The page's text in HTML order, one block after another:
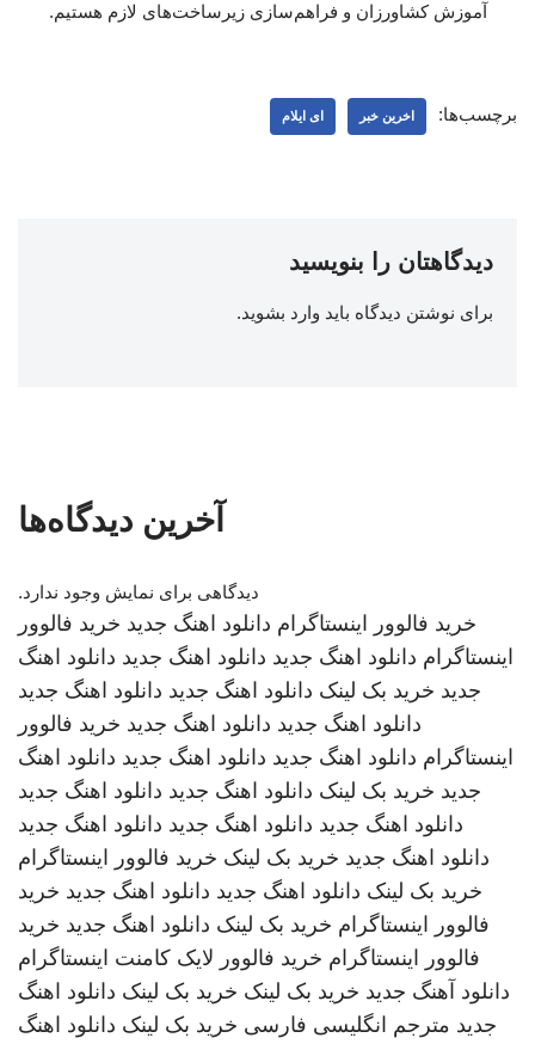
آموزش کشاورزان و فراهم‌سازی زیرساخت‌های لازم هستیم.
برچسب‌ها: اخرین خبر ای ایلام
دیدگاهتان را بنویسید
برای نوشتن دیدگاه باید وارد بشوید.
آخرین دیدگاه‌ها
دیدگاهی برای نمایش وجود ندارد.
خرید فالوور اینستاگرام دانلود اهنگ جدید خرید فالوور
اینستاگرام دانلود اهنگ جدید دانلود اهنگ جدید دانلود اهنگ
جدید خرید بک لینک دانلود اهنگ جدید دانلود اهنگ جدید
دانلود اهنگ جدید دانلود اهنگ جدید خرید فالوور
اینستاگرام دانلود اهنگ جدید دانلود اهنگ جدید دانلود اهنگ
جدید خرید بک لینک دانلود اهنگ جدید دانلود اهنگ جدید
دانلود اهنگ جدید دانلود اهنگ جدید دانلود اهنگ جدید
دانلود اهنگ جدید خرید بک لینک خرید فالوور اینستاگرام
خرید بک لینک دانلود اهنگ جدید دانلود اهنگ جدید خرید
فالوور اینستاگرام خرید بک لینک دانلود اهنگ جدید خرید
فالوور اینستاگرام خرید فالوور لایک کامنت اینستاگرام
دانلود آهنگ جدید خرید بک لینک خرید بک لینک دانلود اهنگ
جدید مترجم انگلیسی فارسی خرید بک لینک دانلود اهنگ